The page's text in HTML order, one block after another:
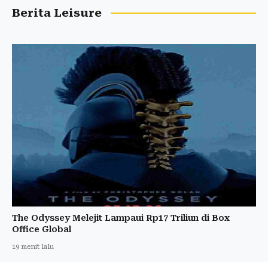
Berita Leisure
The Odyssey Melejit Lampaui Rp17 Triliun di Box
Office Global
19 menit lalu